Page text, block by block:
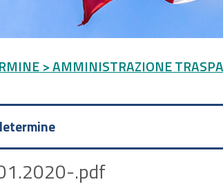
> AMMINISTRAZIONE
.pdf